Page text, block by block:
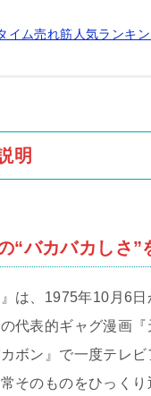
イム売れ筋人気ランキ
明
“バカバカしさ
』は、1975年10月6
代表的ギャグ漫画
ボン』で一度テレ
そのものをひっく